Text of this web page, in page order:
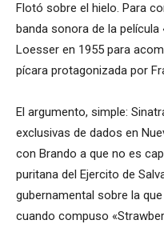
Flotó sobre el hielo. Para
banda sonora de la película
Loesser en 1955 para
pícara protagonizada por
El argumento, simple:
exclusivas de dados en
con Brando a que no es
puritana del Ejercito de
gubernamental sobre la
cuando compuso